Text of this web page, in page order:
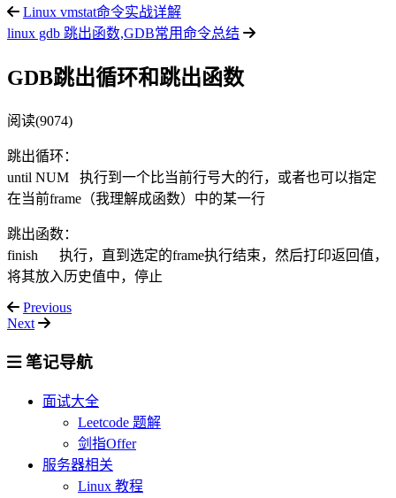
Linux vmstat命令实战详解
linux gdb 跳出函数,GDB常用命令总结
GDB跳出循环和跳出函数
阅读(9074)
跳出循环：
until NUM 执行到一个比当前行号大的行，或者也可以指定
在当前frame（我理解成函数）中的某一行
跳出函数：
finish 执行，直到选定的frame执行结束，然后打印返回值，
将其放入历史值中，停止
Previous
Next
笔记导航
面试大全
Leetcode 题解
剑指Offer
服务器相关
Linux 教程